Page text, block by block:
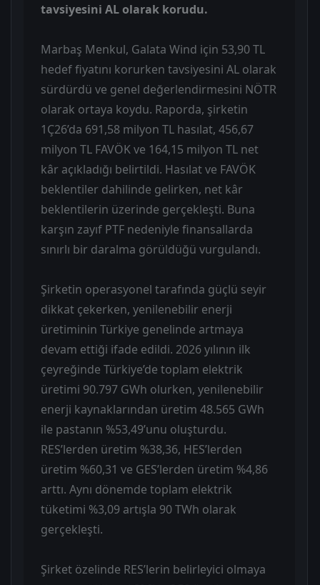
tavsiyesini AL olarak korudu.
Marbaş Menkul, Galata Wind için 53,90 TL
hedef fiyatını korurken tavsiyesini AL olarak
sürdürdü ve genel değerlendirmesini NÖTR
olarak ortaya koydu. Raporda, şirketin
1Ç26’da 691,58 milyon TL hasılat, 456,67
milyon TL FAVÖK ve 164,15 milyon TL net
kâr açıkladığı belirtildi. Hasılat ve FAVÖK
beklentiler dahilinde gelirken, net kâr
beklentilerin üzerinde gerçekleşti. Buna
karşın zayıf PTF nedeniyle finansallarda
sınırlı bir daralma görüldüğü vurgulandı.
Şirketin operasyonel tarafında güçlü seyir
dikkat çekerken, yenilenebilir enerji
üretiminin Türkiye genelinde artmaya
devam ettiği ifade edildi. 2026 yılının ilk
çeyreğinde Türkiye’de toplam elektrik
üretimi 90.797 GWh olurken, yenilenebilir
enerji kaynaklarından üretim 48.565 GWh
ile pastanın %53,49’unu oluşturdu.
RES’lerden üretim %38,36, HES’lerden
üretim %60,31 ve GES’lerden üretim %4,86
arttı. Aynı dönemde toplam elektrik
tüketimi %3,09 artışla 90 TWh olarak
gerçekleşti.
Şirket özelinde RES’lerin belirleyici olmaya